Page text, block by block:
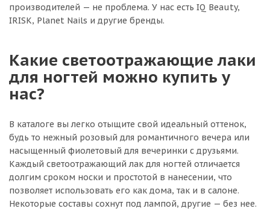
производителей — не проблема. У нас есть IQ Beauty,
IRISK, Planet Nails и другие бренды.
Какие светоотражающие лаки
для ногтей можно купить у
нас?
В каталоге вы легко отыщите свой идеальный оттенок,
будь то нежный розовый для романтичного вечера или
насыщенный фиолетовый для вечеринки с друзьями.
Каждый светоотражающий лак для ногтей отличается
долгим сроком носки и простотой в нанесении, что
позволяет использовать его как дома, так и в салоне.
Некоторые составы сохнут под лампой, другие — без нее.